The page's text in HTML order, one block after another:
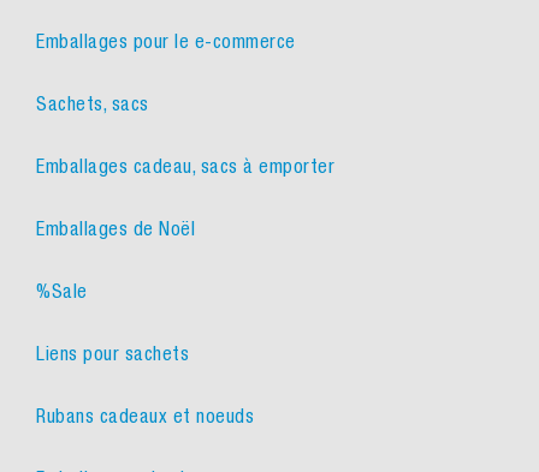
Emballages pour le e-commerce
Sachets, sacs
Emballages cadeau, sacs à emporter
Emballages de Noël
%Sale
Liens pour sachets
Rubans cadeaux et noeuds